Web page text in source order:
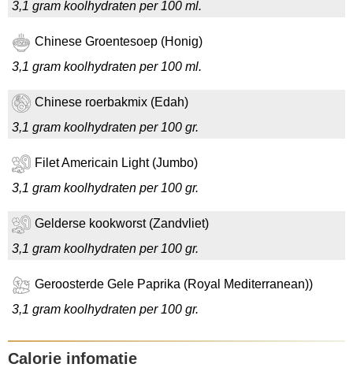
3,1 gram koolhydraten per 100 ml.
Chinese Groentesoep (Honig)
3,1 gram koolhydraten per 100 ml.
Chinese roerbakmix (Edah)
3,1 gram koolhydraten per 100 gr.
Filet Americain Light (Jumbo)
3,1 gram koolhydraten per 100 gr.
Gelderse kookworst (Zandvliet)
3,1 gram koolhydraten per 100 gr.
Geroosterde Gele Paprika (Royal Mediterranean))
3,1 gram koolhydraten per 100 gr.
Calorie infomatie